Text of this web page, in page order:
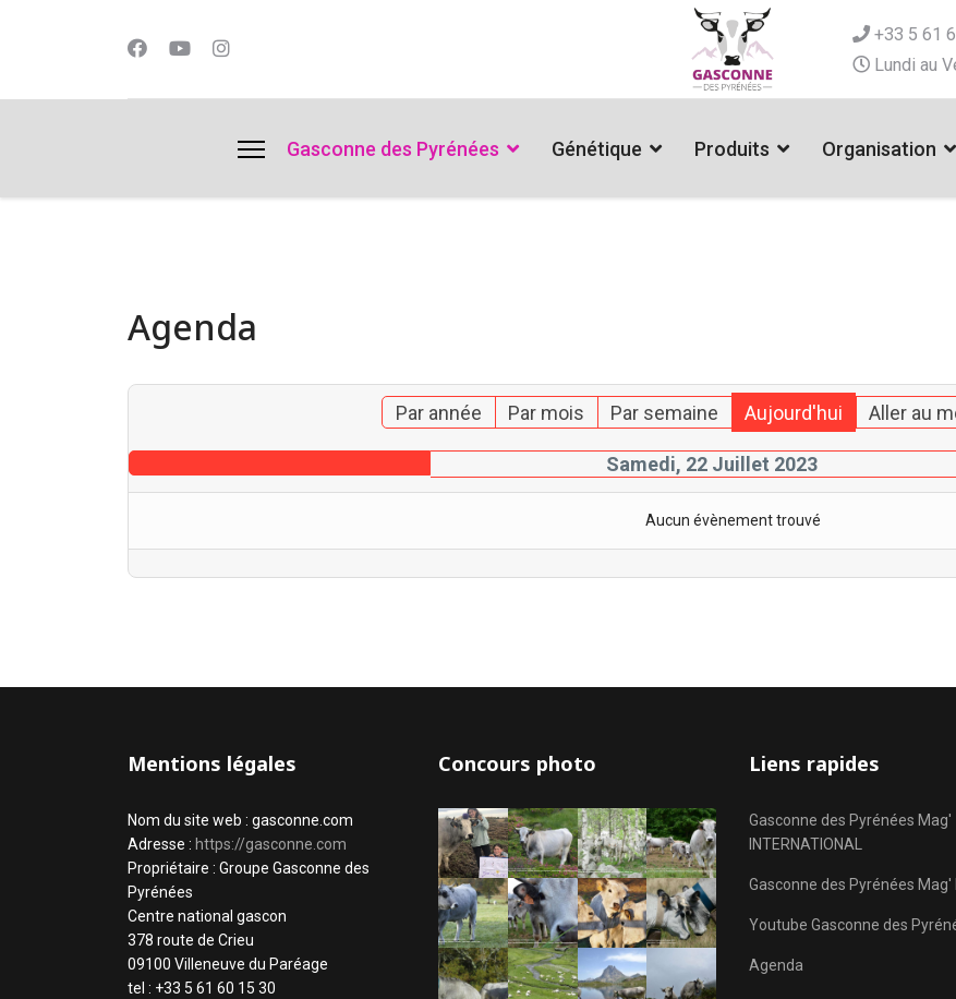
+33 5 61
Lundi au
Gasconne des Pyrénées Génétique Produits Organisation
Agenda
Par année Par mois Par semaine Aujourd'hui Aller au
Samedi, 22 Juillet 2023
Aucun évènement trouvé
Mentions légales
Nom du site web : gasconne.com
Adresse : https://gasconne.com
Propriétaire : Groupe Gasconne des
Pyrénées
Centre national gascon
378 route de Crieu
09100 Villeneuve du Paréage
tel : +33 5 61 60 15 30
Concours photo Liens rapides
Gasconne des Pyrénées Mag'
INTERNATIONAL
Gasconne des Pyrénées Mag'
Youtube Gasconne des
Agenda